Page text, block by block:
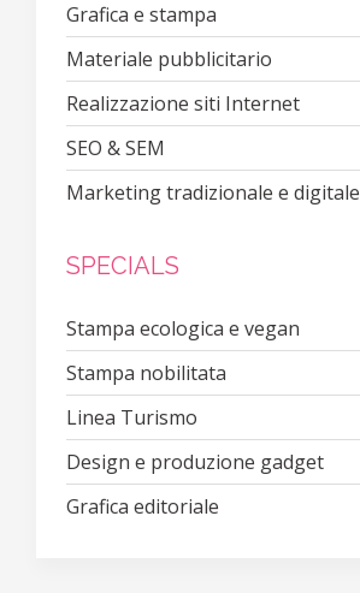
Grafica e stampa
Materiale pubblicitario
Realizzazione siti Internet
SEO & SEM
Marketing tradizionale e digitale
SPECIALS
Stampa ecologica e vegan
Stampa nobilitata
Linea Turismo
Design e produzione gadget
Grafica editoriale